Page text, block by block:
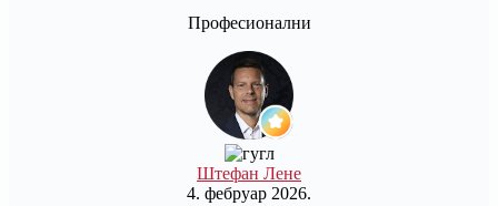
Професионални
Штефан Лене
4. фебруар 2026.